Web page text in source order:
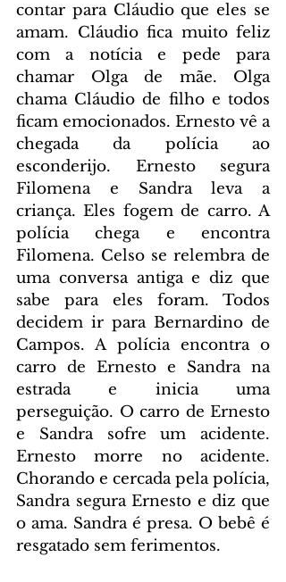
contar para Cláudio que eles se
amam. Cláudio fica muito feliz
com a notícia e pede para
chamar Olga de mãe. Olga
chama Cláudio de filho e todos
ficam emocionados. Ernesto vê a
chegada da polícia ao
esconderijo. Ernesto segura
Filomena e Sandra leva a
criança. Eles fogem de carro. A
polícia chega e encontra
Filomena. Celso se relembra de
uma conversa antiga e diz que
sabe para eles foram. Todos
decidem ir para Bernardino de
Campos. A polícia encontra o
carro de Ernesto e Sandra na
estrada e inicia uma
perseguição. O carro de Ernesto
e Sandra sofre um acidente.
Ernesto morre no acidente.
Chorando e cercada pela polícia,
Sandra segura Ernesto e diz que
o ama. Sandra é presa. O bebê é
resgatado sem ferimentos.